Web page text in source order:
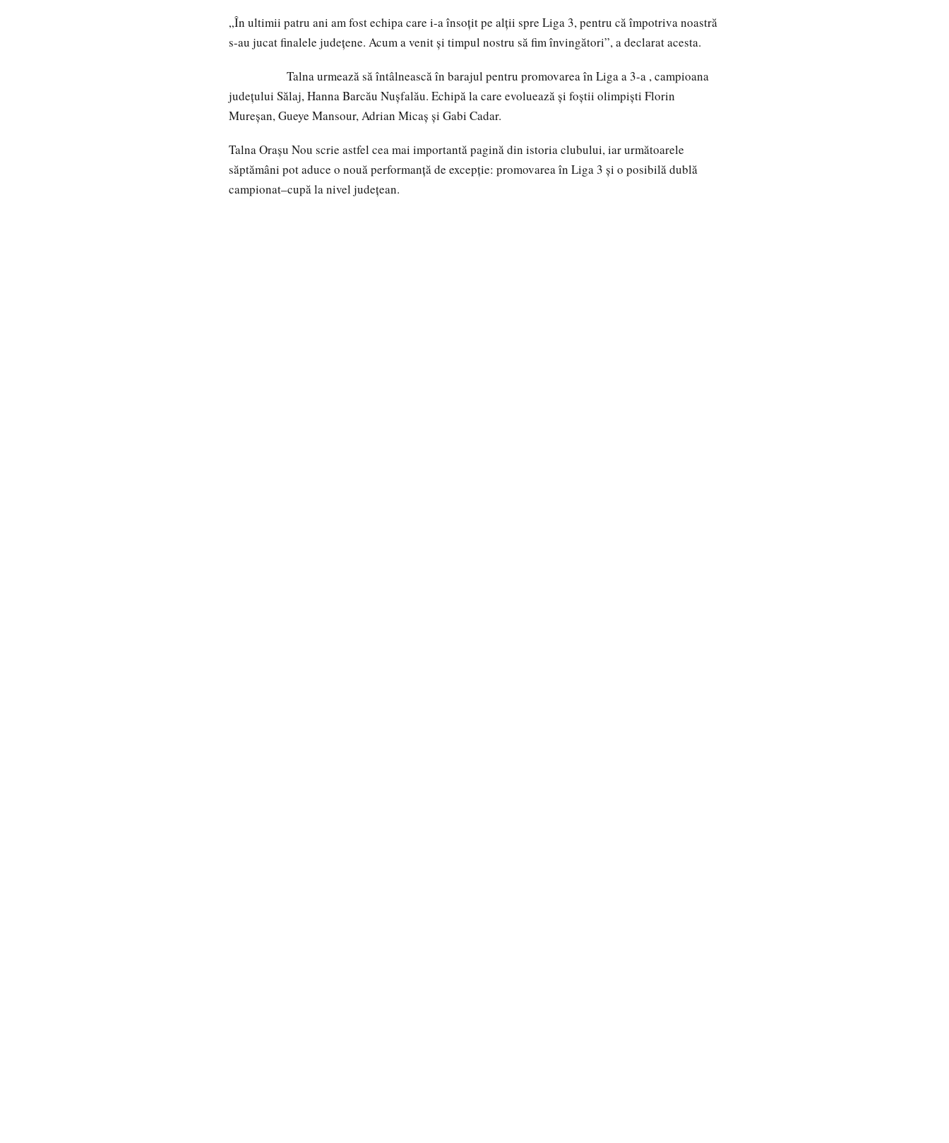
„În ultimii patru ani am fost echipa care i-a însoțit pe alții spre Liga 3, pentru că împotriva noastră
s-au jucat finalele județene. Acum a venit și timpul nostru să fim învingători”, a declarat acesta.
Talna urmează să întâlnească în barajul pentru promovarea în Liga a 3-a , campioana
județului Sălaj, Hanna Barcău Nușfalău. Echipă la care evoluează și foștii olimpiști Florin
Mureșan, Gueye Mansour, Adrian Micaș și Gabi Cadar.
Talna Orașu Nou scrie astfel cea mai importantă pagină din istoria clubului, iar următoarele
săptămâni pot aduce o nouă performanță de excepție: promovarea în Liga 3 și o posibilă dublă
campionat–cupă la nivel județean.